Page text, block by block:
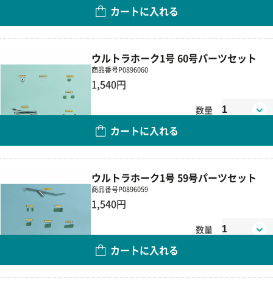
カートに入れる
ウルトラホーク1号 60号パーツセット
商品番号P0896060
1,540円
数量
カートに入れる
ウルトラホーク1号 59号パーツセット
商品番号P0896059
1,540円
数量
カートに入れる